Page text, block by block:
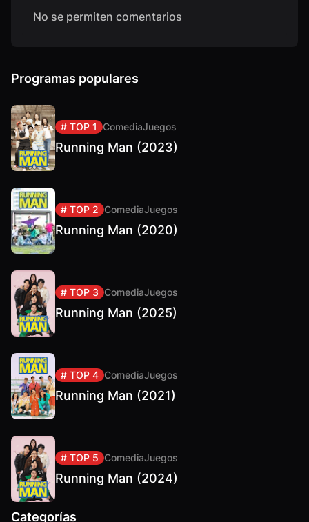
No se permiten comentarios
Programas populares
# TOP 1 ComediaJuegos
Running Man (2023)
# TOP 2 ComediaJuegos
Running Man (2020)
# TOP 3 ComediaJuegos
Running Man (2025)
# TOP 4 ComediaJuegos
Running Man (2021)
# TOP 5 ComediaJuegos
Running Man (2024)
Categorías